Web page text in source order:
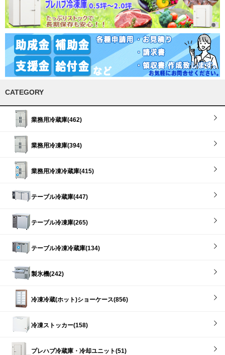
CATEGORY
業務用冷蔵庫(462)
業務用冷凍庫(394)
業務用冷凍冷蔵庫(415)
テーブル冷蔵庫(447)
テーブル冷凍庫(265)
テーブル冷凍冷蔵庫(134)
製氷機(242)
冷凍冷蔵(ホット)ショーケース(856)
冷凍ストッカー(158)
プレハブ冷蔵庫・冷却ユニット(51)